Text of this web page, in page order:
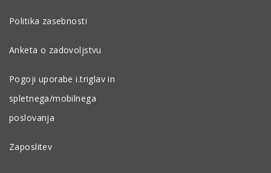
Politika zasebnosti
Anketa o zadovoljstvu
Pogoji uporabe i.triglav in
spletnega/mobilnega
poslovanja
Zaposlitev